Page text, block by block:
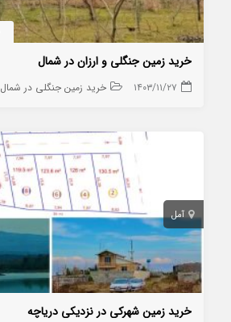
خرید زمین جنگلی و ارزان در شمال
۱۴۰۳/۱۱/۲۷ خرید زمین جنگلی در شمال
آمل
خرید زمین شهرکی در نزدیکی دریاچه